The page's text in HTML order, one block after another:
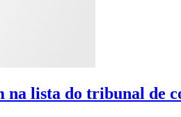
lista do tribunal de